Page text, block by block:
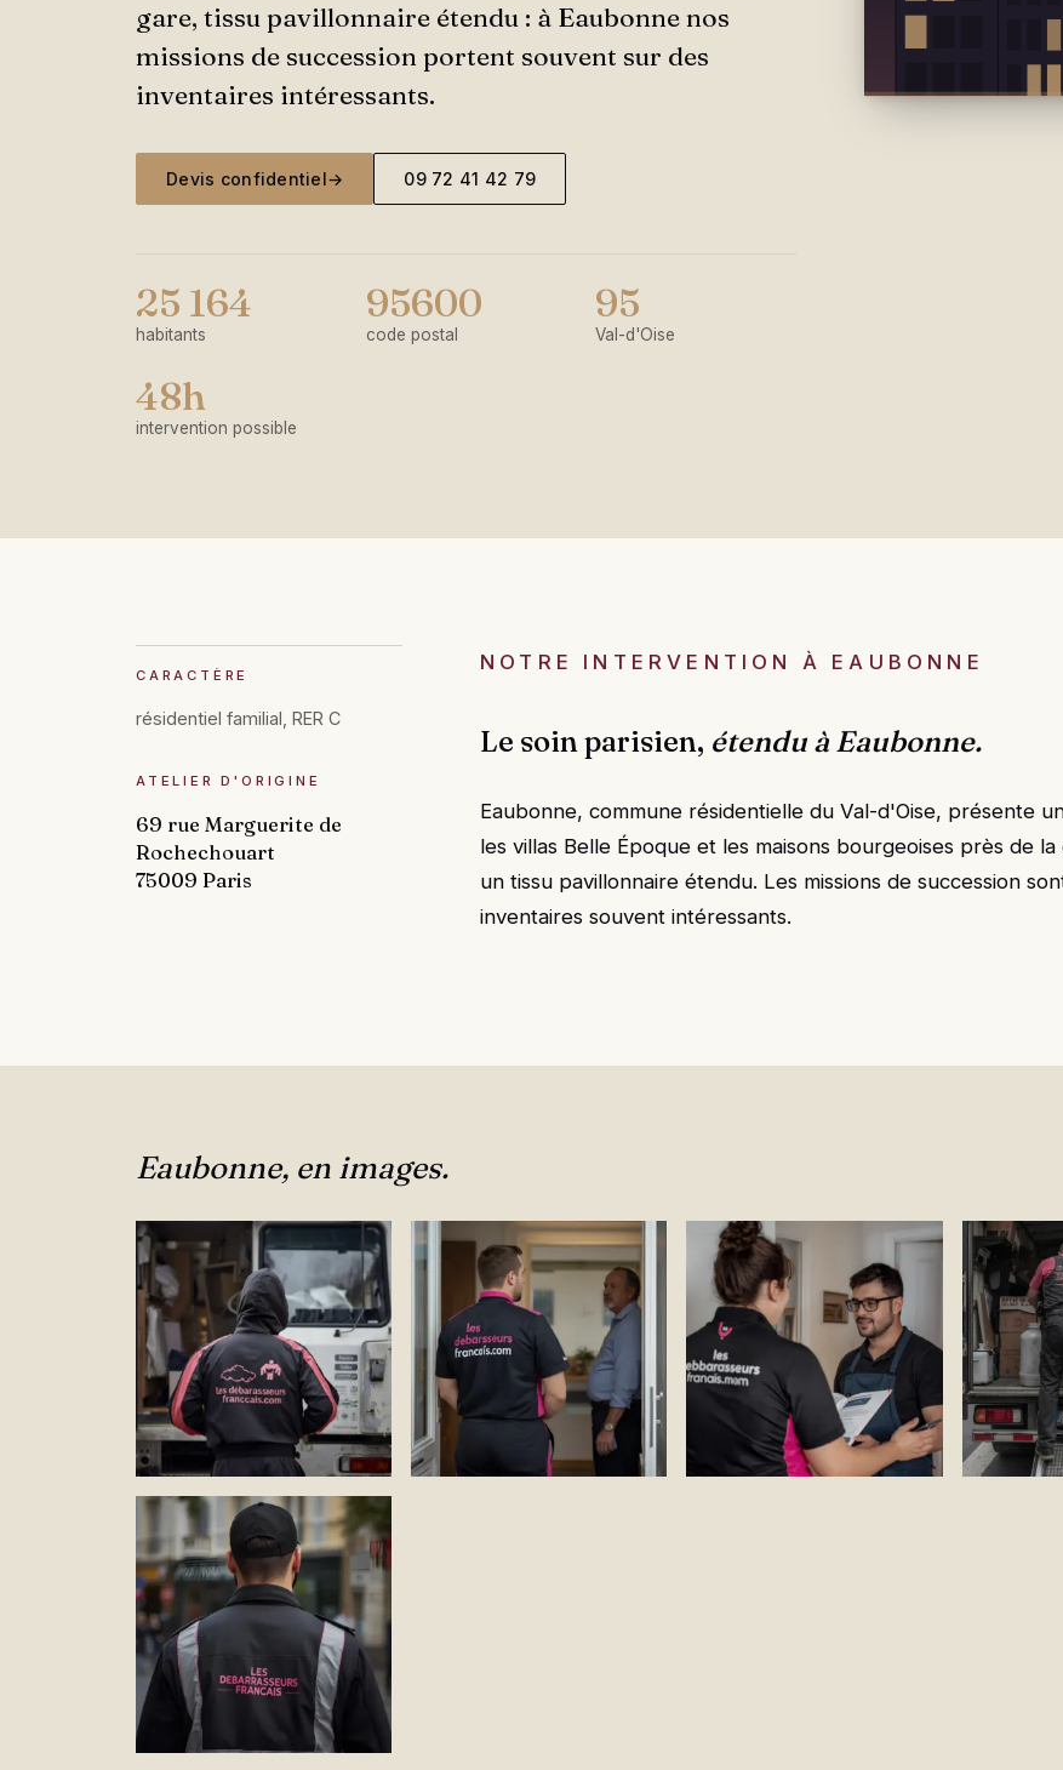
gare, tissu pavillonnaire étendu : à Eaubonne nos
missions de succession portent souvent sur des
inventaires intéressants.
Devis confidentiel→ 09 72 41 42 79
25 164
habitants
95600
code postal
95
Val-d'Oise
48h
intervention possible
CARACTÈRE
résidentiel familial, RER C
ATELIER D'ORIGINE
69 rue Marguerite de
Rochechouart
75009 Paris
NOTRE INTERVENTION À EAUBONNE
Le soin parisien, étendu à Eaubonne.
Eaubonne, commune résidentielle du Val-d'Oise, présente
les villas Belle Époque et les maisons bourgeoises près de
un tissu pavillonnaire étendu. Les missions de succession
inventaires souvent intéressants.
Eaubonne, en images.